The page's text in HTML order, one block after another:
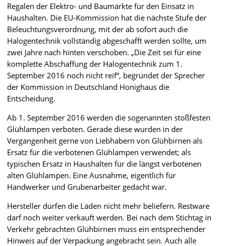
Regalen der Elektro- und Baumärkte für den Einsatz in
Haushalten. Die EU-Kommission hat die nächste Stufe der
Beleuchtungsverordnung, mit der ab sofort auch die
Halogentechnik vollständig abgeschafft werden sollte, um
zwei Jahre nach hinten verschoben. „Die Zeit sei für eine
komplette Abschaffung der Halogentechnik zum 1.
September 2016 noch nicht reif“, begründet der Sprecher
der Kommission in Deutschland Honighaus die
Entscheidung.
Ab 1. September 2016 werden die sogenannten stoßfesten
Glühlampen verboten. Gerade diese wurden in der
Vergangenheit gerne von Liebhabern von Glühbirnen als
Ersatz für die verbotenen Glühlampen verwendet; als
typischen Ersatz in Haushalten für die längst verbotenen
alten Glühlampen. Eine Ausnahme, eigentlich für
Handwerker und Grubenarbeiter gedacht war.
Hersteller dürfen die Läden nicht mehr beliefern. Restware
darf noch weiter verkauft werden. Bei nach dem Stichtag in
Verkehr gebrachten Glühbirnen muss ein entsprechender
Hinweis auf der Verpackung angebracht sein. Auch alle